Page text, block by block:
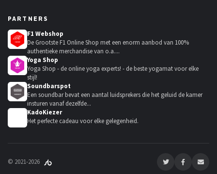
PARTNERS
F1 Webshop
De Grootste F1 Online Shop met een enorm aanbod van 100%
authentieke merchandise van o.a....
Yoga Shop
Yoga Shop - de online yoga experts! - de beste yogamat voor elke
stijl!
Soundbarspot
Een soundbar bevat een aantal luidsprekers die het geluid de kamer
insturen vanaf dezelfde...
KadoKiezer
Het perfecte cadeau voor elke gelegenheid.
© 2021-2026